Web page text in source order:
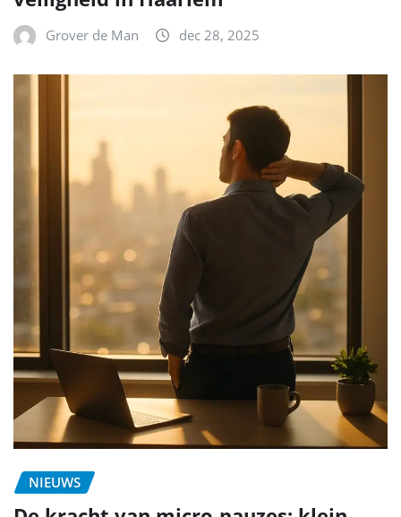
Grover de Man dec 28, 2025
NIEUWS